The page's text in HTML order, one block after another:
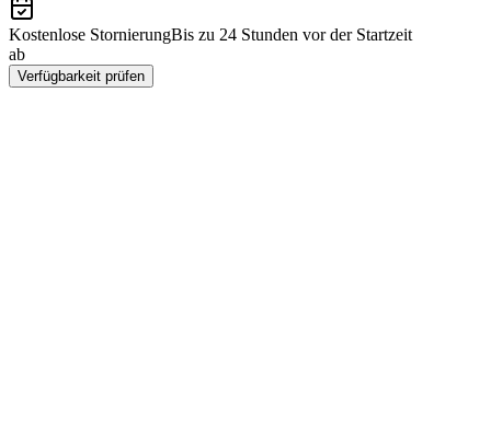
Kostenlose StornierungBis zu 24 Stunden vor der Startzeit
ab
Verfügbarkeit prüfen